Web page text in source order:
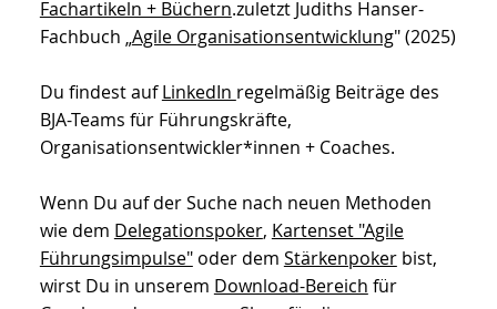
> ZUR BJA-COMMUNITY WECHSELN
LESEN, HÖREN + DIREKT ANWENDEN
(SHARING IS CARING)
Formen, zum Beispiel in unserenPodcasts+ in
Fachartikeln + Büchern.zuletzt Judiths Hanser-
Fachbuch „Agile Organisationsentwicklung" (2025)